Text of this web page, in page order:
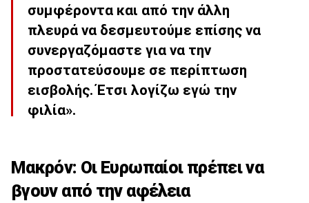
συμφέροντα και από την άλλη
πλευρά να δεσμευτούμε επίσης να
συνεργαζόμαστε για να την
προστατεύσουμε σε περίπτωση
εισβολής. Έτσι λογίζω εγώ την
φιλία».
Μακρόν: Οι Ευρωπαίοι πρέπει να
βγουν από την αφέλεια